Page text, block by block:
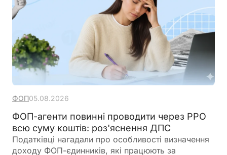
ФОП05.08.2026
ФОП-агенти повинні проводити через РРО
всю суму коштів: роз'яснення ДПС
Податківці нагадали про особливості визначення
доходу ФОП-єдинників, які працюють за